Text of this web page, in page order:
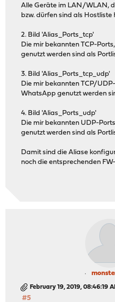
Alle Geräte im LAN/WLAN,
bzw. dürfen sind als Hostliste
2. Bild 'Alias_Ports_tcp'
Die mir bekannten TCP-
genutzt werden sind als
3. Bild 'Alias_Ports_tcp_udp'
Die mir bekannten TCP/
WhatsApp genutzt werden
4. Bild 'Alias_Ports_udp'
Die mir bekannten UDP-
genutzt werden sind als
Damit sind die Aliase
noch die entsprechenden
February 19, 2019, 08:46:19
#5